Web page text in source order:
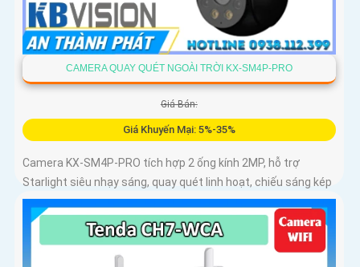
CAMERA QUAY QUÉT NGOÀI TRỜI KX-SM4P-PRO
Giá Bán:
Giá Khuyến Mại: 5%-35%
Camera KX-SM4P-PRO tích hợp 2 ống kính 2MP, hỗ trợ
Starlight siêu nhạy sáng, quay quét linh hoạt, chiếu sáng kép
thông minh và LED ánh sáng ấm 30m. Công nghệ AI-ISP kết
hợp cảm biến lớn tối ưu hình ảnh ban đêm